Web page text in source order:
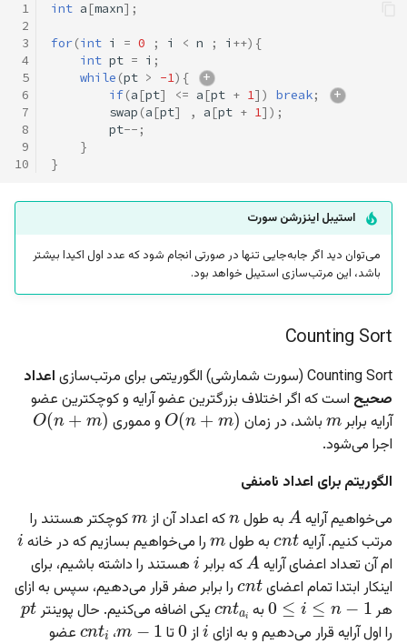
1
2
3
4
5
6
7
8
9
10
int a [maxn];
for(int i = 0 ; i < n ; i ++){
int pt = i ;
while (pt > -1){
if(a [pt] <= a [pt + 1]) break;
swap (a [pt] , a [pt + 1]);
pt-- ;
}
}
استیبل اینزرشن سورت
می‌توان دید اگر جابه‌جایی تنها در صورتی انجام شود که عدد اول اکیدا بیشتر
باشد، این مرتب‌سازی استیبل خواهد بود.
Counting Sort
Counting Sort (سورت شمارشی) الگوریتمی برای مرتب‌سازی
اعداد
صحیح است که اگر اختلاف بزرگترین عضو آرایه و کوچکترین عضو
آرایه برابر
m
باشد، در زمان
O(n+m)
و مموری
O(n+m)
اجرا می‌شود.
الگوریتم برای اعداد نامنفی
می‌خواهیم آرایه
به طول
n
که اعداد آن از
کوچکتر هستند را
مرتب کنیم. آرایه
cnt
به طول
m
را می‌خواهیم بسازیم که در خانه
ام آن تعداد اعضای آرایه
A
که برابر
i
هستند را داشته باشیم، برای
اینکار ابتدا تمام اعضای
cnt
را برابر صفر قرار می‌دهیم، سپس به ازای
هر
0
≤
i≤n−1
به
cntai
یکی اضافه می‌کنیم. حال پوینتر
pt
را اول آرایه قرار می‌دهیم و به ازای
i
از
0
تا
m−1
،
cnti
عضو i
cnti